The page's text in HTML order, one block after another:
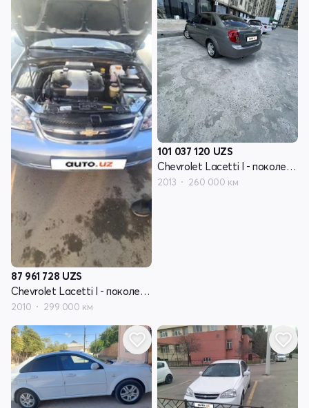
87 961 728 UZS
Chevrolet Lacetti I - поколение
2010 299 000 км
101 037 120 UZS
Chevrolet Lacetti I - поколение
2013 260 000 км